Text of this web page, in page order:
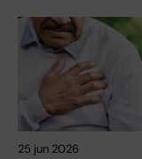
25 jun 2026